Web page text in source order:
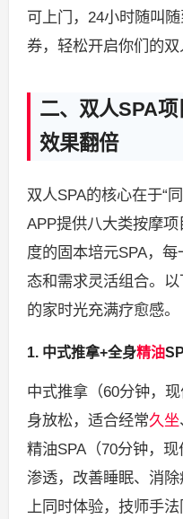
可上门，24小时随叫
券，轻松开启你们的双
二、双人SPA
效果翻倍
双人SPA的核心在于“
APP提供八大类按摩
度的固本培元SPA，
态和需求灵活组合。
的家时光充满疗愈感。
1. 中式推拿+全身精油
中式推拿（60分钟，
身放松，适合经常久坐
精油SPA（70分钟，
渗透，改善睡眠、消
上同时体验，技师手